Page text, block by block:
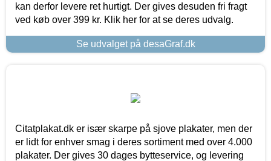
kan derfor levere ret hurtigt. Der gives desuden fri fragt
ved køb over 399 kr. Klik her for at se deres udvalg.
Se udvalget på desaGraf.dk
Citatplakat.dk er især skarpe på sjove plakater, men der
er lidt for enhver smag i deres sortiment med over 4.000
plakater. Der gives 30 dages bytteservice, og levering